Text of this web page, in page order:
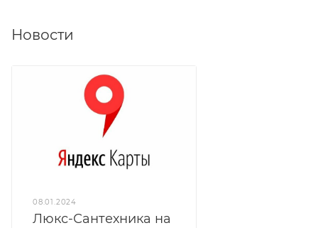
Новости
08.01.2024
Люкс-Сантехника на